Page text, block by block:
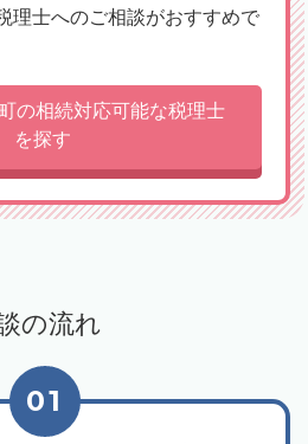
理士へのご相談がおすすめで
の相続対応可能な税理士
を探す
の流れ
01